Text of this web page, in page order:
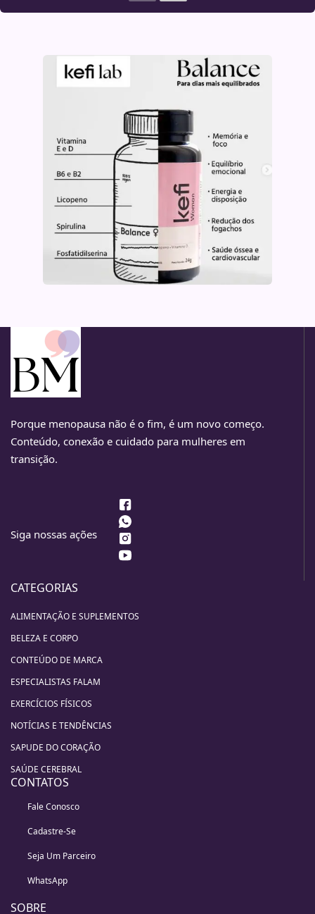
Porque menopausa não é o fim, é um novo começo.
Conteúdo, conexão e cuidado para mulheres em
transição.
Siga nossas ações
CATEGORIAS
ALIMENTAÇÃO E SUPLEMENTOS
BELEZA E CORPO
CONTEÚDO DE MARCA
ESPECIALISTAS FALAM
EXERCÍCIOS FÍSICOS
NOTÍCIAS E TENDÊNCIAS
SAPUDE DO CORAÇÃO
SAÚDE CEREBRAL
CONTATOS
Fale Conosco
Cadastre-Se
Seja Um Parceiro
WhatsApp
SOBRE